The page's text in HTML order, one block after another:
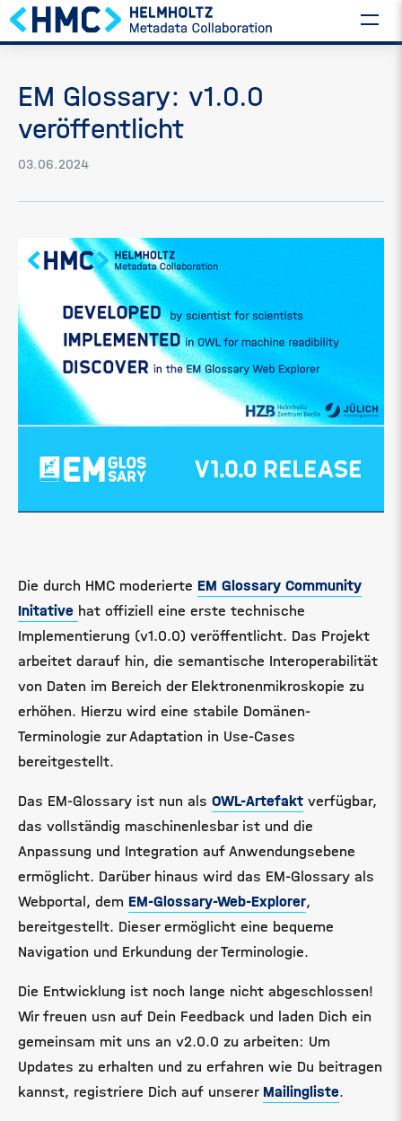
EM Glossary: v1.0.0
veröffentlicht
03.06.2024
Die durch HMC moderierte EM Glossary Community
Initative hat offiziell eine erste technische
Implementierung (v1.0.0) veröffentlicht. Das Projekt
arbeitet darauf hin, die semantische Interoperabilität
von Daten im Bereich der Elektronenmikroskopie zu
erhöhen. Hierzu wird eine stabile Domänen-
Terminologie zur Adaptation in Use-Cases
bereitgestellt.
Das EM-Glossary ist nun als OWL-Artefakt verfügbar,
das vollständig maschinenlesbar ist und die
Anpassung und Integration auf Anwendungsebene
ermöglicht. Darüber hinaus wird das EM-Glossary als
Webportal, dem EM-Glossary-Web-Explorer,
bereitgestellt. Dieser ermöglicht eine bequeme
Navigation und Erkundung der Terminologie.
Die Entwicklung ist noch lange nicht abgeschlossen!
Wir freuen usn auf Dein Feedback und laden Dich ein
gemeinsam mit uns an v2.0.0 zu arbeiten: Um
Updates zu erhalten und zu erfahren wie Du beitragen
kannst, registriere Dich auf unserer Mailingliste.